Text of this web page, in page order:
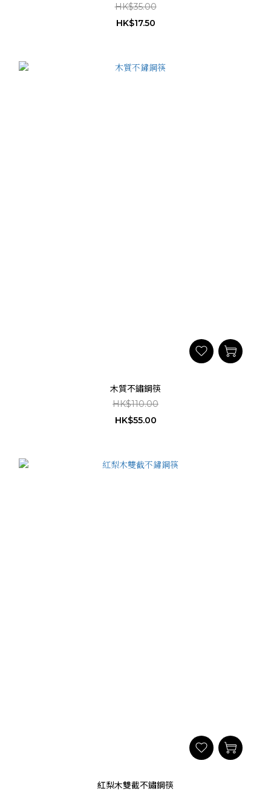
HK$35.00
HK$17.50
木質不鏽鋼筷
HK$110.00
HK$55.00
紅梨木雙截不鏽鋼筷